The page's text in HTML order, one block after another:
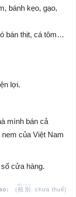
bánh kẹo, gạo,
bán thịt, cá tôm…
lợi.
mình bán cả
của Việt Nam
cửa hàng.
(税別
ぜいべつ
: chưa thuế)